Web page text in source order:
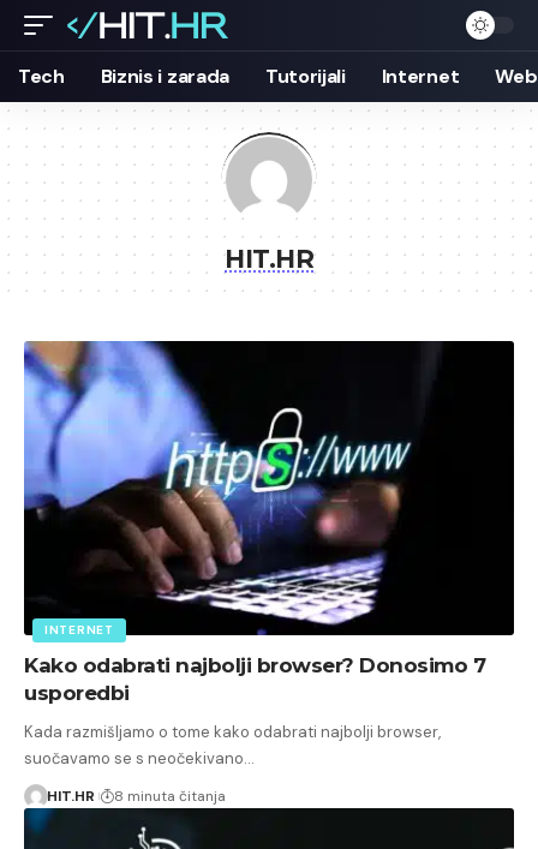
Tech Biznis i zarada Tutorijali Internet
HIT.HR
INTERNET
Kako odabrati najbolji browser? Donosimo 7
usporedbi
Kada razmišljamo o tome kako odabrati najbolji browser,
suočavamo se s neočekivano…
HIT.HR 8 minuta čitanja